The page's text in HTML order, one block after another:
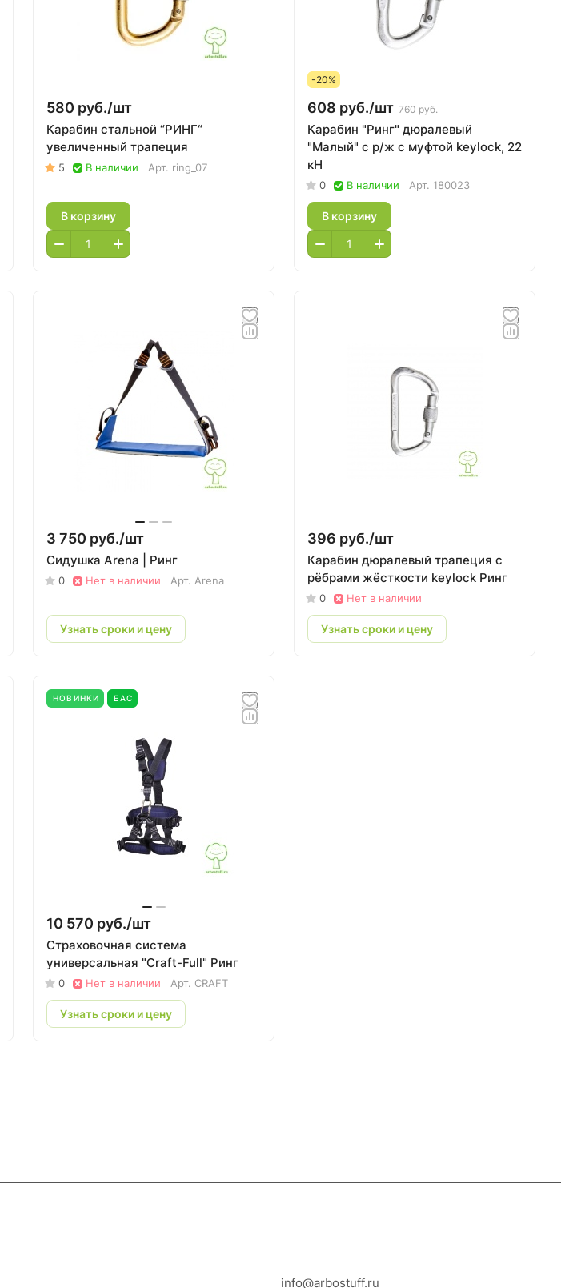
580 руб./шт
Карабин стальной “РИНГ“
увеличенный трапеция
5 В наличии Арт. ring_07
В корзину
-20%
608 руб./шт 760 руб.
Карабин "Ринг" дюралевый
"Малый" с р/ж с муфтой keylock, 22
кН
0 В наличии Арт. 180023
В корзину
3 750 руб./шт
Сидушка Arena | Ринг
0 Нет в наличии Арт. Arena
Узнать сроки и цену
396 руб./шт
Карабин дюралевый трапеция с
рёбрами жёсткости keylock Ринг
0 Нет в наличии
Узнать сроки и цену
НОВИНКИ EAC
10 570 руб./шт
Страховочная система
универсальная "Craft-Full" Ринг
0 Нет в наличии Арт. CRAFT
Узнать сроки и цену
info@arbostuff.ru